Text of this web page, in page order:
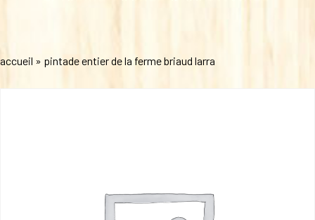
accueil » pintade entier de la ferme briaud larra